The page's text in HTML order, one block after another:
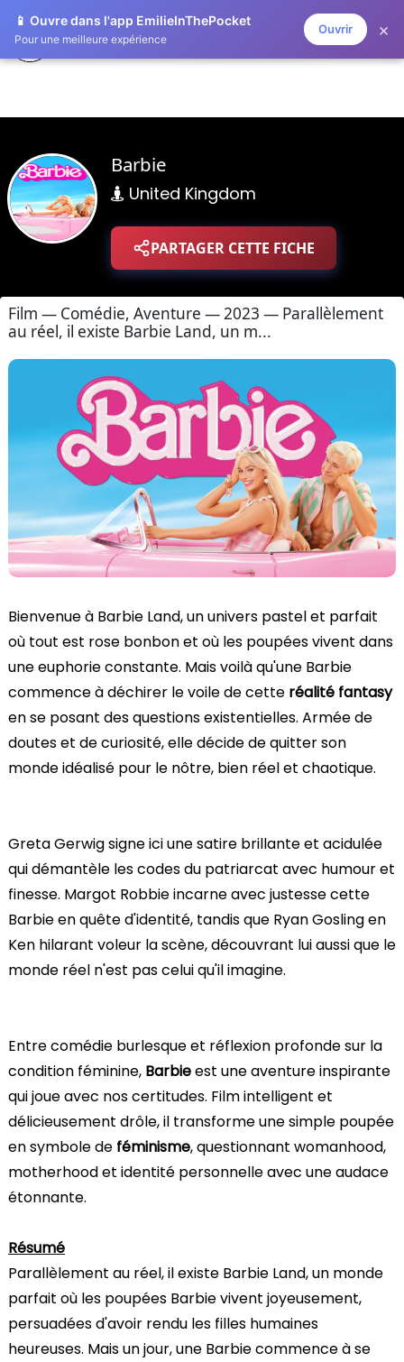
📱 Ouvre dans l'app EmilieInThePocket
Pour une meilleure expérience
Ouvrir ×
ZAPLISTOO
Barbie
United Kingdom
PARTAGER CETTE FICHE
Film — Comédie, Aventure — 2023 — Parallèlement
au réel, il existe Barbie Land, un m...
Bienvenue à Barbie Land, un univers pastel et parfait
où tout est rose bonbon et où les poupées vivent dans
une euphorie constante. Mais voilà qu'une Barbie
commence à déchirer le voile de cette réalité fantasy
en se posant des questions existentielles. Armée de
doutes et de curiosité, elle décide de quitter son
monde idéalisé pour le nôtre, bien réel et chaotique.
Greta Gerwig signe ici une satire brillante et acidulée
qui démantèle les codes du patriarcat avec humour et
finesse. Margot Robbie incarne avec justesse cette
Barbie en quête d'identité, tandis que Ryan Gosling en
Ken hilarant voleur la scène, découvrant lui aussi que le
monde réel n'est pas celui qu'il imagine.
Entre comédie burlesque et réflexion profonde sur la
condition féminine, Barbieest une aventure inspirante
qui joue avec nos certitudes. Film intelligent et
délicieusement drôle, il transforme une simple poupée
en symbole de féminisme, questionnant womanhood,
motherhood et identité personnelle avec une audace
étonnante.
Résumé
Parallèlement au réel, il existe Barbie Land, un monde
parfait où les poupées Barbie vivent joyeusement,
persuadées d'avoir rendu les filles humaines
heureuses. Mais un jour, une Barbie commence à se